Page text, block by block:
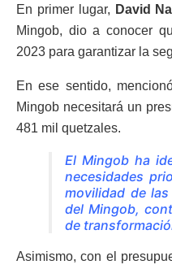
En primer lugar, David
Mingob, dio a conocer
2023 para garantizar la
En ese sentido,
Mingob necesitará un
481 mil quetzales.
El Mingob ha
necesidades
movilidad de
del Mingob,
de
Asimismo, con el